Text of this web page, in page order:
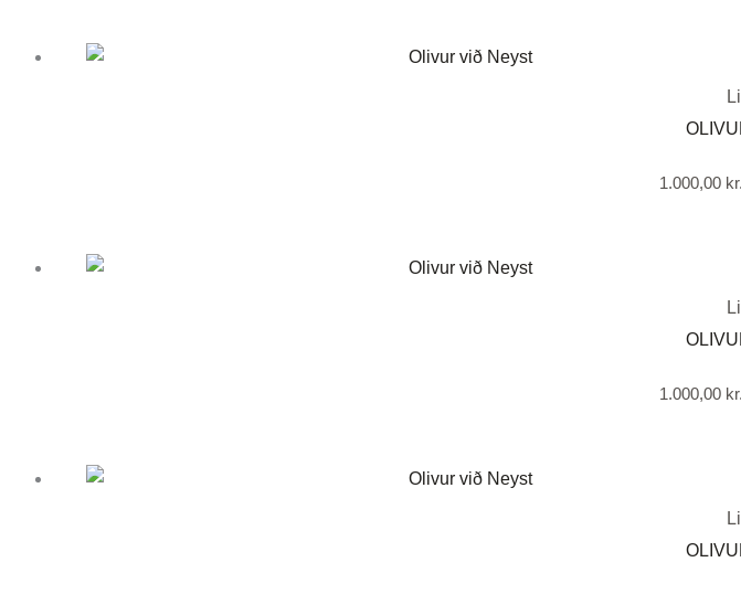
1.000,00 kr.
1.000,00 kr.